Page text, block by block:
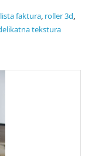
faktura, roller 3d,
tekstura